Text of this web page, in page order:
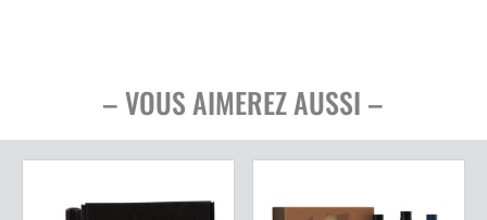
– VOUS AIMEREZ AUSSI –